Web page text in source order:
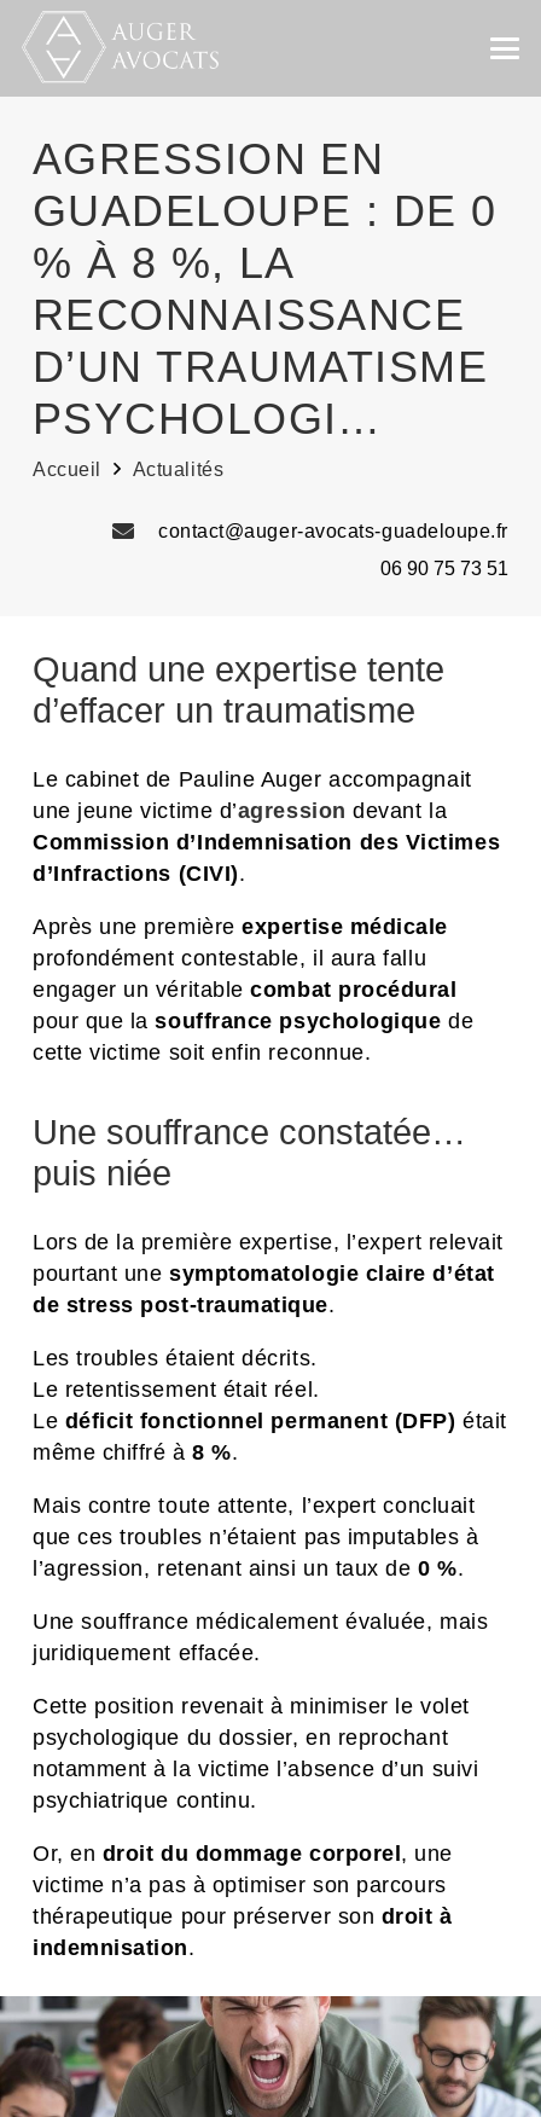
AGRESSION EN
GUADELOUPE : DE 0
% À 8 %, LA
RECONNAISSANCE
D’UN TRAUMATISME
PSYCHOLOGI…
Accueil Actualités
contact@auger-avocats-guadeloupe.fr
06 90 75 73 51
Quand une expertise tente
d’effacer un traumatisme
Le cabinet de Pauline Auger accompagnait
une jeune victime d’agression devant la
Commission d’Indemnisation des Victimes
d’Infractions (CIVI).
Après une premièreexpertise médicale
profondément contestable, il aura fallu
engager un véritablecombat procédural
pour que lasouffrance psychologique de
cette victime soit enfin reconnue.
Une souffrance constatée…
puis niée
Lors de la première expertise, l’expert relevait
pourtant unesymptomatologie claire d’état
de stress post-traumatique.
Les troubles étaient décrits.
Le retentissement était réel.
Le déficit fonctionnel permanent (DFP) était
même chiffré à8 %.
Mais contre toute attente, l’expert concluait
que ces troubles n’étaient pas imputables à
l’agression, retenant ainsi un taux de0 %.
Une souffrance médicalement évaluée, mais
juridiquement effacée.
Cette position revenait à minimiser le volet
psychologique du dossier, en reprochant
notamment à la victime l’absence d’un suivi
psychiatrique continu.
Or, en droit du dommage corporel , une
victime n’a pas à optimiser son parcours
thérapeutique pour préserver son droit à
indemnisation.